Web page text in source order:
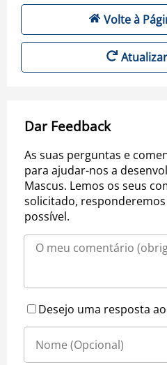
Volte à
Dar Feedback
As suas perguntas e
para ajudar-nos a
Mascus. Lemos os seus
solicitado,
possível.
Desejo uma resposta